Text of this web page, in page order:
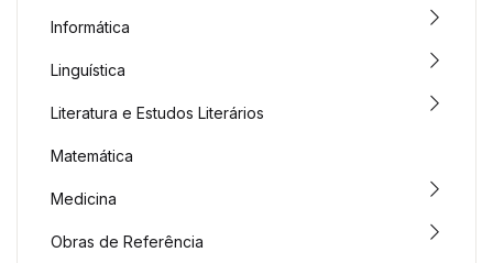
Informática
Linguística
Literatura e Estudos Literários
Matemática
Medicina
Obras de Referência